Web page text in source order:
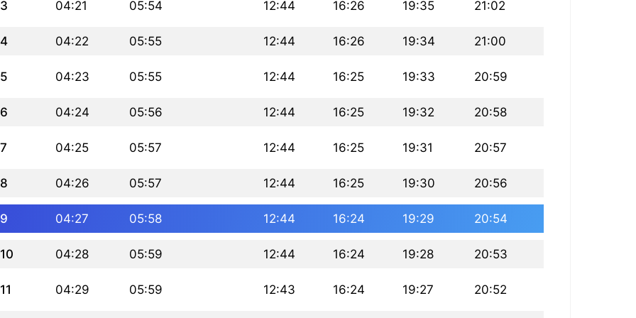
3 04:21 05:54 12:44 16:26 19:35 21:02
4 04:22 05:55 12:44 16:26 19:34 21:00
5 04:23 05:55 12:44 16:25 19:33 20:59
6 04:24 05:56 12:44 16:25 19:32 20:58
7 04:25 05:57 12:44 16:25 19:31 20:57
8 04:26 05:57 12:44 16:25 19:30 20:56
9 04:27 05:58 12:44 16:24 19:29 20:54
10 04:28 05:59 12:44 16:24 19:28 20:53
11 04:29 05:59 12:43 16:24 19:27 20:52